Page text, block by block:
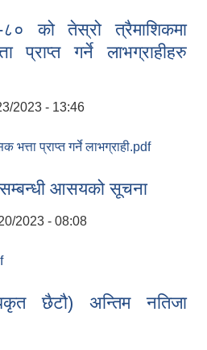
को तेस्रो त्रैमाशिकमा
प्राप्त गर्ने लाभग्राहीहरु
2023 - 13:46
भत्ता प्राप्त गर्ने लाभग्राही.pdf
भत्ता प्राप्त गर्ने लाभग्राहीहरु विवरण
सम्बन्धी आसयको सूचना
2023 - 08:08
छैटौ) अन्तिम नतिजा